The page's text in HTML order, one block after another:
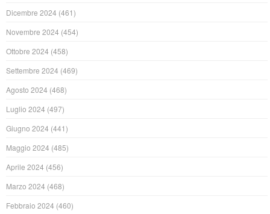
Dicembre 2024 (461)
Novembre 2024 (454)
Ottobre 2024 (458)
Settembre 2024 (469)
Agosto 2024 (468)
Luglio 2024 (497)
Giugno 2024 (441)
Maggio 2024 (485)
Aprile 2024 (456)
Marzo 2024 (468)
Febbraio 2024 (460)